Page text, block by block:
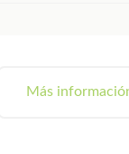
Más